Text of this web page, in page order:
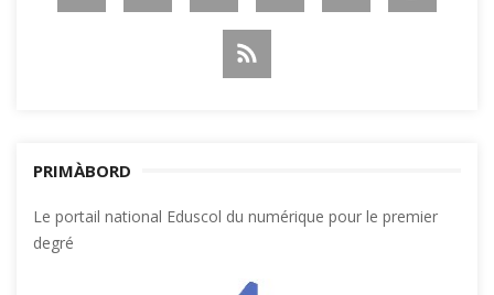
PRIMÀBORD
Le portail national Eduscol du numérique pour le premier
degré